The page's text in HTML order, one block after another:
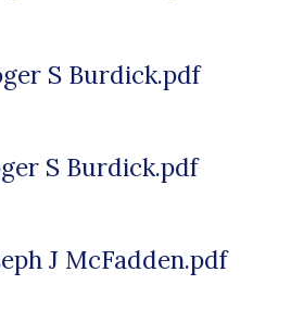
S Burdick.pdf
S Burdick.pdf
J McFadden.pdf